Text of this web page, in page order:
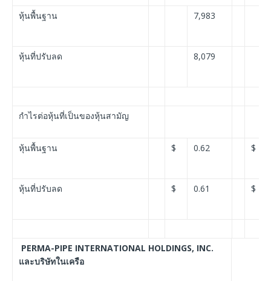
หุ้นพื้นฐาน 7,983
หุ้นที่ปรับลด 8,079
กำไรต่อหุ้นที่เป็นของหุ้นสามัญ
หุ้นพื้นฐาน $ 0.62 $
หุ้นที่ปรับลด $ 0.61 $
PERMA-PIPE INTERNATIONAL HOLDINGS, INC.
และบริษัทในเครือ